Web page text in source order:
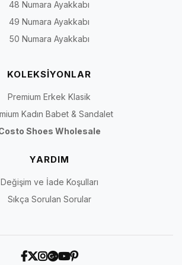
48 Numara Ayakkabı
49 Numara Ayakkabı
50 Numara Ayakkabı
KOLEKSİYONLAR
Premium Erkek Klasik
Kadın Babet & Sandalet
Shoes Wholesale
YARDIM
Değişim ve İade Koşulları
Sıkça Sorulan Sorular